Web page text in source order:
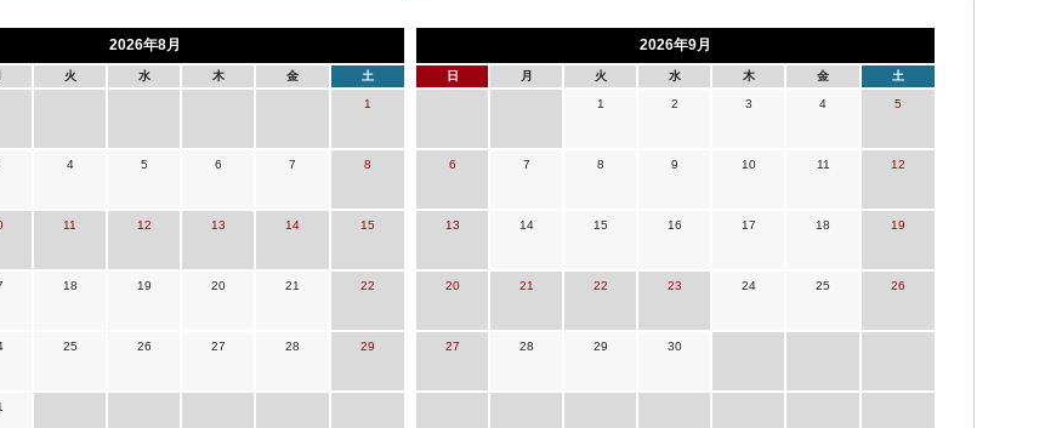
2026年8月
火 水 木 金 土
1
4 5 6 7 8
11 12 13 14 15
18 19 20 21 22
25 26 27 28 29
2026年9月
日 月 火 水 木 金 土
1 2 3 4 5
6 7 8 9 10 11 12
13 14 15 16 17 18 19
20 21 22 23 24 25 26
27 28 29 30